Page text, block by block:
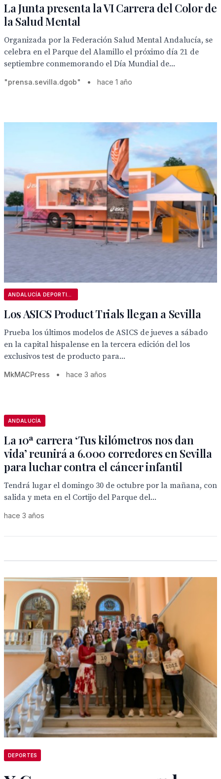
La Junta presenta la VI Carrera del Color de
la Salud Mental
Organizada por la Federación Salud Mental Andalucía, se
celebra en el Parque del Alamillo el próximo día 21 de
septiembre conmemorando el Día Mundial de...
"prensa.sevilla.dgob" • hace 1 año
Los ASICS Product Trials llegan a Sevilla
Prueba los últimos modelos de ASICS de jueves a sábado
en la capital hispalense en la tercera edición del los
exclusivos test de producto para...
MkMACPress • hace 3 años
ANDALUCÍA
La 10ª carrera ‘Tus kilómetros nos dan
vida’ reunirá a 6.000 corredores en Sevilla
para luchar contra el cáncer infantil
Tendrá lugar el domingo 30 de octubre por la mañana, con
salida y meta en el Cortijo del Parque del...
hace 3 años
DEPORTES